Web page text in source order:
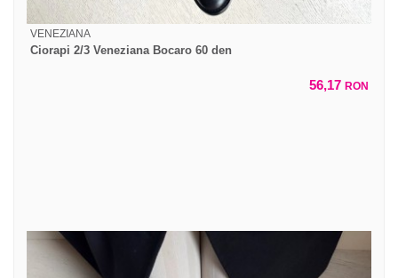
VENEZIANA
Ciorapi 2/3 Veneziana Bocaro 60 den
56,17 RON